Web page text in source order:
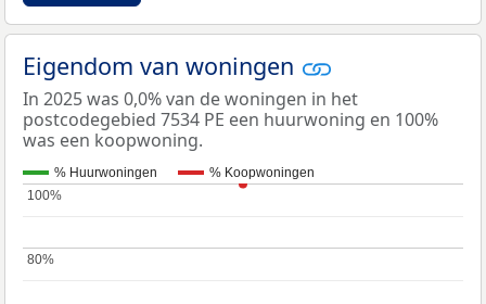
Eigendom van woningen
In 2025 was 0,0% van de woningen in het
postcodegebied 7534 PE een huurwoning en 100%
was een koopwoning.
% Huurwoningen % Koopwoningen
80%
80%
100%
100%